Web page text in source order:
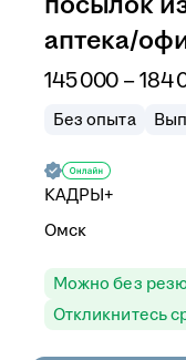
аптека/
145 000 –184
Без опыта
КАДРЫ+
Омск
Можно без
Откликнитесь